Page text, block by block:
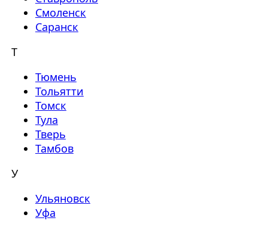
Смоленск
Саранск
Т
Тюмень
Тольятти
Томск
Тула
Тверь
Тамбов
У
Ульяновск
Уфа